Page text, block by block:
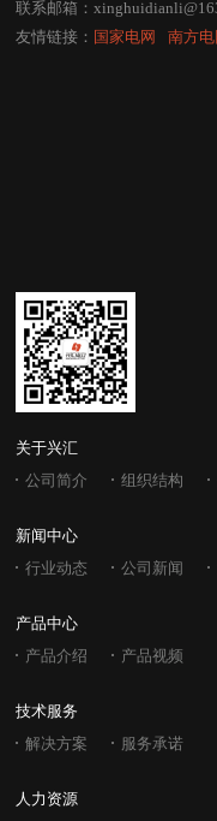
联系邮箱：
友情链接： 国家电网 ⠀南方电
关于兴汇
公司简介 组织结构
新闻中心
行业动态 公司新闻
产品中心
产品介绍 产品视频
技术服务
解决方案 服务承诺
人力资源